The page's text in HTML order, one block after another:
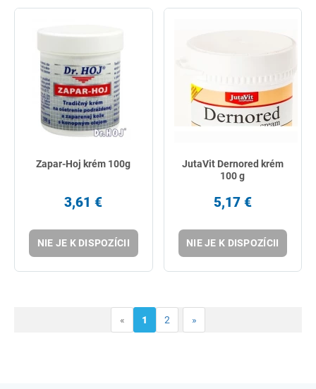
Zapar-Hoj krém 100g
3,61 €
NIE JE K DISPOZÍCII
JutaVit Dernored krém
100 g
5,17 €
NIE JE K DISPOZÍCII
« 1 2 »